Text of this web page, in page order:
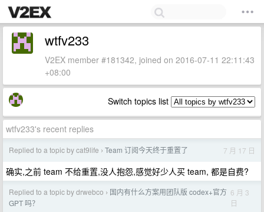
wtfv233
V2EX member #181342, joined on 2016-07-11 22:11:43
+08:00
Switch topics list
wtfv233's recent replies
Replied to a topic by cat9life › Team 订阅今天终于重置了 7 月 17 日
确实,之前 team 不给重置,没人抱怨,感觉好少人买 team, 都是自费?
Replied to a topic by drwebco › 国内有什么方案用团队版 codex+官方
GPT 吗？
6 月 3
日